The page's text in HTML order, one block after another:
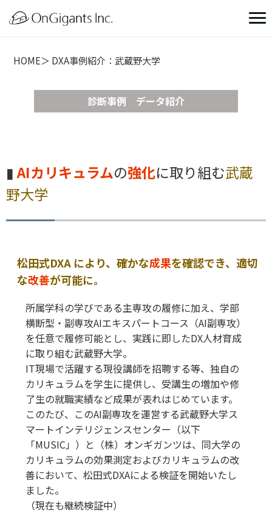
HOME DXA事例紹介：武蔵野大学
診断事例 データ紹介
▮ AIカリキュラムの強化に取り組む武蔵
野大学
松田式DXA により、確かな成果を確認でき、適切
な改善が可能に。
所属学科の学びである主専攻の履修に加え、学部
横断型・副専攻AIエキスパートコース（AI副専攻）
を任意で履修可能とし、実践に即したDX人材育成
に取り組む武蔵野大学。
IT現場で活躍する現役講師を招聘する等、独自の
カリキュラムを学生に提供し、受講生の増加や修
了生の就職実績など成果が表れはじめています。
このたび、このAI副専攻を運営する武蔵野大学ス
マートインテリジェンスセンター（以下
「MUSIC」）と（株）オンギガンツは、同大学の
カリキュラムの効果測定およびカリキュラムの改
善において、松田式DXAによる検証を開始いたし
ました。
（現在も継続検証中）